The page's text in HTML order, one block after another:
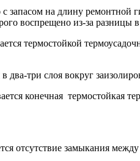
запасом на длину
воспрещено из-за разницы
термостойкой
три слоя вокруг
конечная термостойкая
отсутствие замыкания